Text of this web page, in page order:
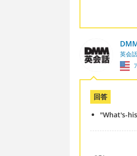
英会
回答
"What's-